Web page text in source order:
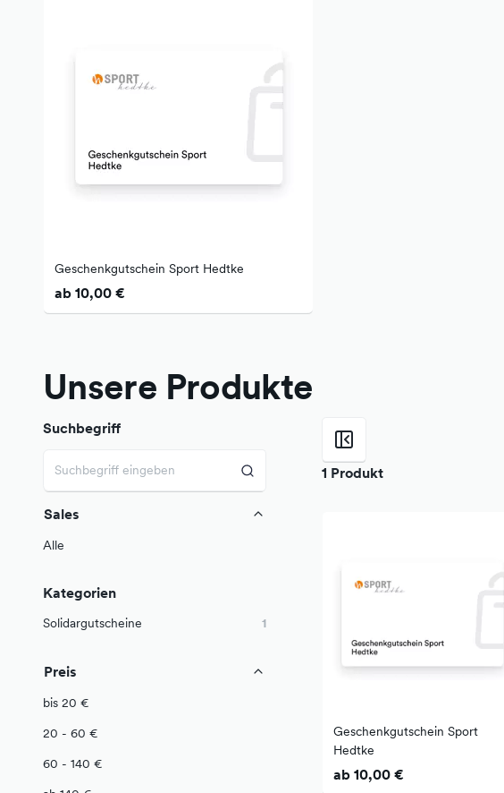
Geschenkgutschein Sport Hedtke
ab 10,00 €
Unsere Produkte
Suchbegriff
Sales
Alle
Kategorien
Solidargutscheine 1
Preis
bis 20 €
20 - 60 €
60 - 140 €
1 Produkt
Geschenkgutschein Sport
Hedtke
ab 10,00 €